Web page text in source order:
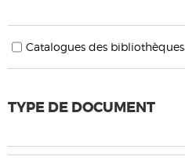
Catalogues des bibliothèques
TYPE DE DOCUMENT